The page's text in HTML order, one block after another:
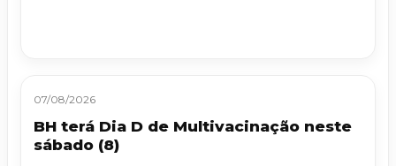
07/08/2026
BH terá Dia D de Multivacinação neste
sábado (8)